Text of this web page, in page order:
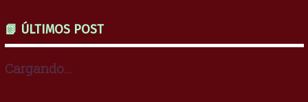
📗 ÚLTIMOS POST
Cargando...